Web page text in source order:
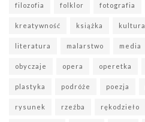
filozofia folklor fotografia
kreatywność książka kultura
literatura malarstwo media
obyczaje opera operetka
plastyka podróże poezja
rysunek rzeźba rękodzieło